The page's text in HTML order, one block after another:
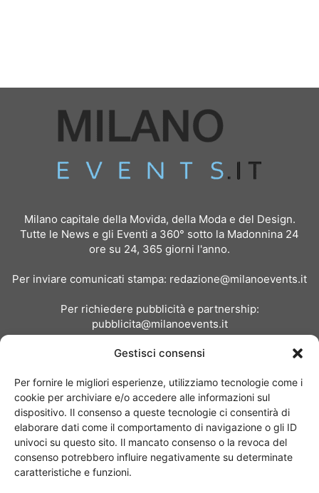
Gestisci consensi
Per fornire le migliori esperienze, utilizziamo tecnologie come i
cookie per archiviare e/o accedere alle informazioni sul
dispositivo. Il consenso a queste tecnologie ci consentirà di
elaborare dati come il comportamento di navigazione o gli ID
univoci su questo sito. Il mancato consenso o la revoca del
consenso potrebbero influire negativamente su determinate
caratteristiche e funzioni.
Milano capitale della Movida, della Moda e del Design.
Tutte le News e gli Eventi a 360° sotto la Madonnina 24
ore su 24, 365 giorni l'anno.
Per inviare comunicati stampa: redazione@milanoevents.it
Per richiedere pubblicità e partnership:
pubblicita@milanoevents.it
Chi siamo I Nostri Clienti